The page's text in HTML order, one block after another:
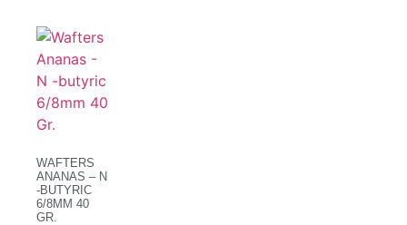
WAFTERS
ANANAS – N
-BUTYRIC
6/8MM 40
GR.